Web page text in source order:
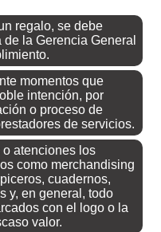
regalo, se debe
la Gerencia General
momentos que
intención, por
o proceso de
de servicios.
atenciones los
como merchandising
cuadernos,
y, en general, todo
con el logo o la
valor.